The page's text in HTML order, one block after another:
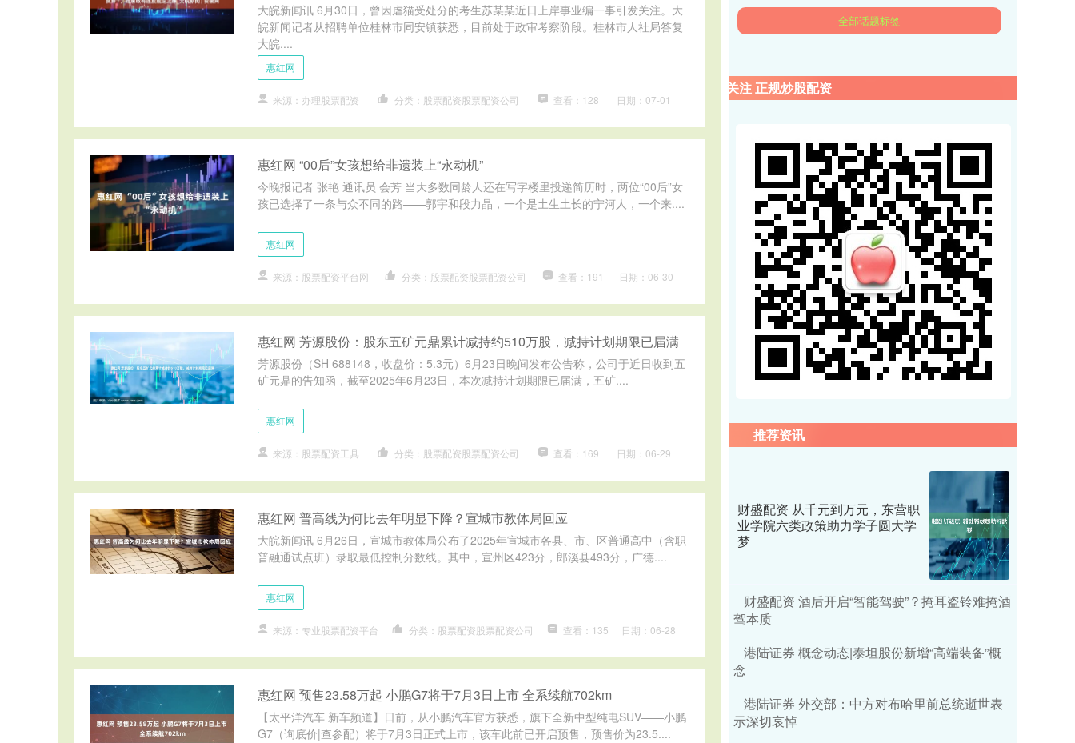
大皖新闻讯 6月30日，曾因虐猫受处分的考生苏某某近日上岸事业编一事引发关注。大
皖新闻记者从招聘单位桂林市同安镇获悉，目前处于政审考察阶段。桂林市人社局答复
大皖....
惠红网
来源：办理股票配资 分类：股票配资股票配资公司 查看：128 日期：07-01
惠红网 “00后”女孩想给非遗装上“永动机”
今晚报记者 张艳 通讯员 会芳 当大多数同龄人还在写字楼里投递简历时，两位“00后”女
孩已选择了一条与众不同的路——郭宇和段力晶，一个是土生土长的宁河人，一个来....
惠红网
来源：股票配资平台网 分类：股票配资股票配资公司 查看：191 日期：06-30
惠红网 芳源股份：股东五矿元鼎累计减持约510万股，减持计划期限已届满
芳源股份（SH 688148，收盘价：5.3元）6月23日晚间发布公告称，公司于近日收到五
矿元鼎的告知函，截至2025年6月23日，本次减持计划期限已届满，五矿....
惠红网
来源：股票配资工具 分类：股票配资股票配资公司 查看：169 日期：06-29
惠红网 普高线为何比去年明显下降？宣城市教体局回应
大皖新闻讯 6月26日，宣城市教体局公布了2025年宣城市各县、市、区普通高中（含职
普融通试点班）录取最低控制分数线。其中，宣州区423分，郎溪县493分，广德....
惠红网
来源：专业股票配资平台 分类：股票配资股票配资公司 查看：135 日期：06-28
惠红网 预售23.58万起 小鹏G7将于7月3日上市 全系续航702km
【太平洋汽车 新车频道】日前，从小鹏汽车官方获悉，旗下全新中型纯电SUV——小鹏
G7（询底价|查参配）将于7月3日正式上市，该车此前已开启预售，预售价为23.5....
全部话题标签
关注 正规炒股配资
推荐资讯
财盛配资 从千元到万元，东营职
业学院六类政策助力学子圆大学
梦
财盛配资 酒后开启“智能驾驶”？掩耳盗铃难掩酒
驾本质
港陆证券 概念动态|泰坦股份新增“高端装备”概
念
港陆证券 外交部：中方对布哈里前总统逝世表
示深切哀悼